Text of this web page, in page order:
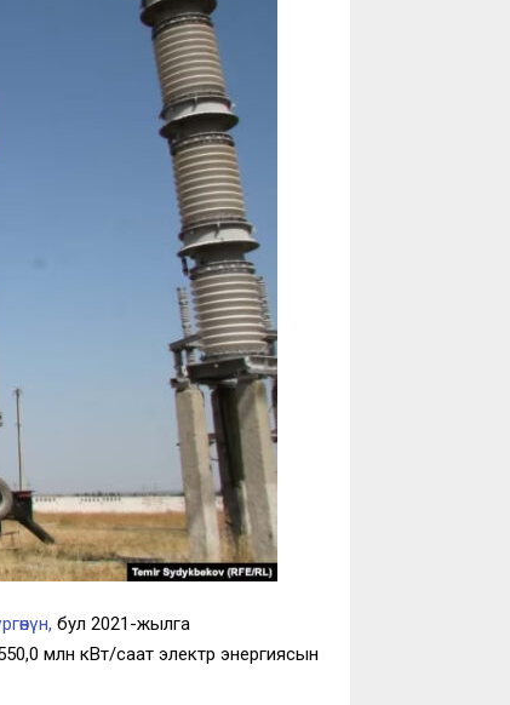
бул 2021-жылга
млн кВт/саат электр энергиясын